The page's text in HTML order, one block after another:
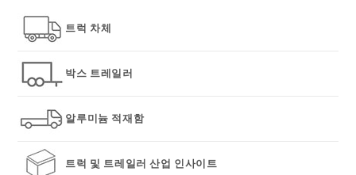
트럭 차체
박스 트레일러
알루미늄 적재함
트럭 및 트레일러 산업 인사이트